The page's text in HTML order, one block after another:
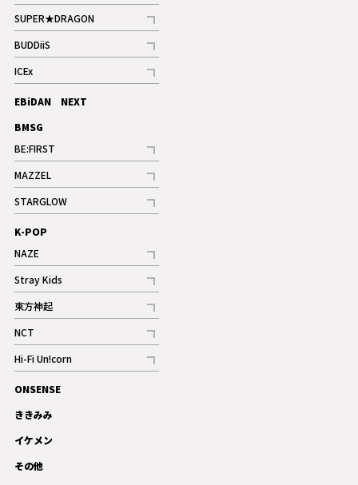
記事
SUPER★DRAGON
記事
BUDDiiS
記事
ICEx
記事
EBiDAN NEXT
BMSG
BE:FIRST
記事
ギャラリー
MAZZEL
記事
ギャラリー
STARGLOW
記事
K-POP
NAZE
記事
Stray Kids
記事
東方神起
記事
NCT
記事
Hi-Fi Un!corn
記事
ギャラリー
ONSENSE
ききみみ
イケメン
その他